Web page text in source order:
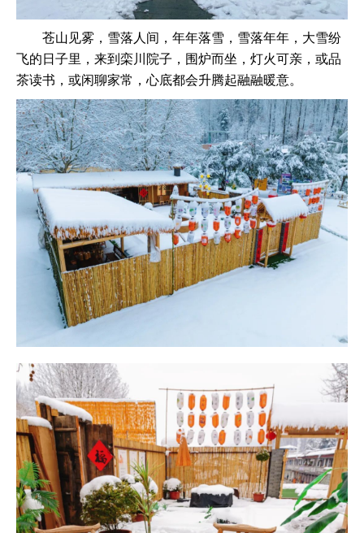
苍山见雾，雪落人间，年年落雪，雪落年年，大雪纷
飞的日子里，来到栾川院子，围炉而坐，灯火可亲，或品
茶读书，或闲聊家常，心底都会升腾起融融暖意。